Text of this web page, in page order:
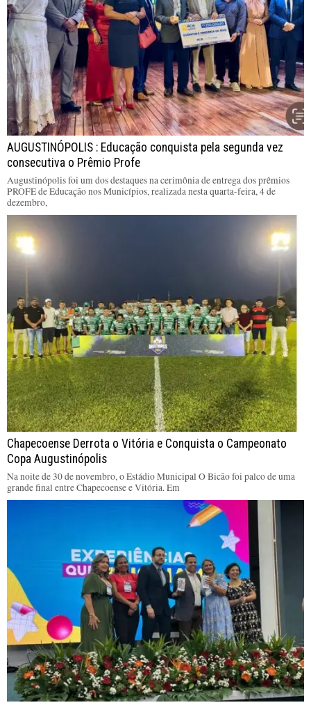
AUGUSTINÓPOLIS : Educação conquista pela segunda vez
consecutiva o Prêmio Profe
Augustinópolis foi um dos destaques na cerimônia de entrega dos prêmios
PROFE de Educação nos Municípios, realizada nesta quarta-feira, 4 de
dezembro,
Chapecoense Derrota o Vitória e Conquista o Campeonato
Copa Augustinópolis
Na noite de 30 de novembro, o Estádio Municipal O Bicão foi palco de uma
grande final entre Chapecoense e Vitória. Em